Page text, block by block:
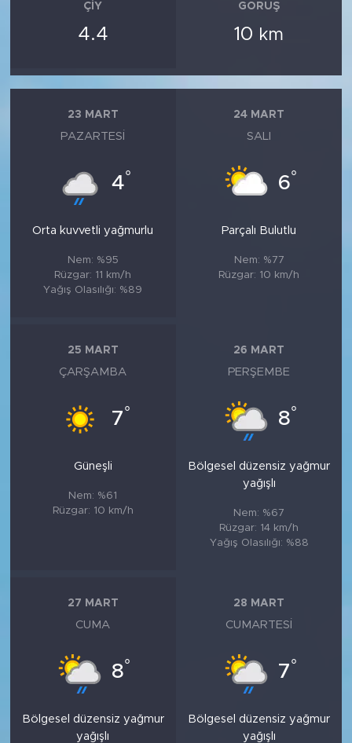
ÇIY
4.4
GÖRÜŞ
10 km
23 MART
PAZARTESI
4°
Orta kuvvetli yağmurlu
Nem: %95
Rüzgar: 11 km/h
Yağış Olasılığı: %89
24 MART
SALI
6°
Parçalı Bulutlu
Nem: %77
Rüzgar: 10 km/h
25 MART
ÇARŞAMBA
7°
Güneşli
Nem: %61
Rüzgar: 10 km/h
26 MART
PERŞEMBE
8°
Bölgesel düzensiz yağmur
yağışlı
Nem: %67
Rüzgar: 14 km/h
Yağış Olasılığı: %88
27 MART
CUMA
8°
Bölgesel düzensiz yağmur
yağışlı
28 MART
CUMARTESI
7°
Bölgesel düzensiz yağmur
yağışlı